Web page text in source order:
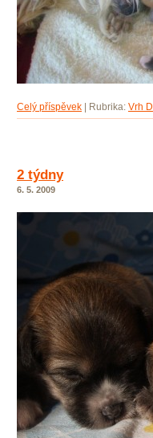
Celý příspěvek Rubrika: Vrh D
2 týdny
6. 5. 2009